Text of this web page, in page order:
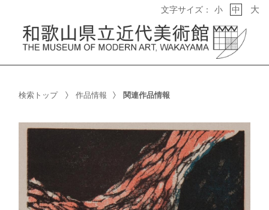
文字サイズ： 小 中 大
検索トップ 作品情報 関連作品情報